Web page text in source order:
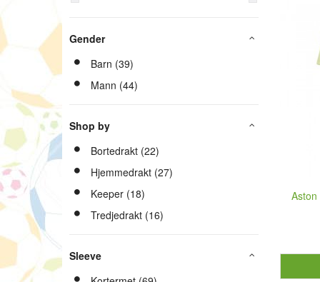
Gender
Barn (39)
Mann (44)
Shop by
Bortedrakt (22)
Hjemmedrakt (27)
Keeper (18)
Tredjedrakt (16)
Sleeve